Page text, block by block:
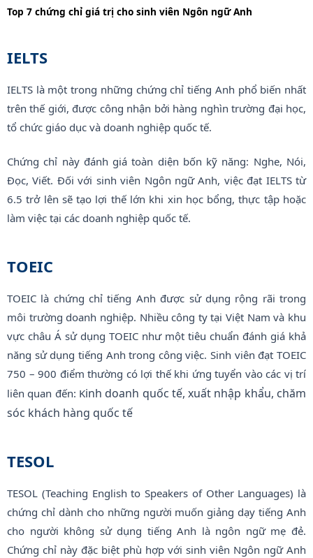
Top 7 chứng chỉ giá trị cho sinh viên Ngôn ngữ Anh
IELTS
IELTS là một trong những chứng chỉ tiếng Anh phổ biến nhất
trên thế giới, được công nhận bởi hàng nghìn trường đại học,
tổ chức giáo dục và doanh nghiệp quốc tế.
Chứng chỉ này đánh giá toàn diện bốn kỹ năng: Nghe, Nói,
Đọc, Viết. Đối với sinh viên Ngôn ngữ Anh, việc đạt IELTS từ
6.5 trở lên sẽ tạo lợi thế lớn khi xin học bổng, thực tập hoặc
làm việc tại các doanh nghiệp quốc tế.
TOEIC
TOEIC là chứng chỉ tiếng Anh được sử dụng rộng rãi trong
môi trường doanh nghiệp. Nhiều công ty tại Việt Nam và khu
vực châu Á sử dụng TOEIC như một tiêu chuẩn đánh giá khả
năng sử dụng tiếng Anh trong công việc. Sinh viên đạt TOEIC
750 – 900 điểm thường có lợi thế khi ứng tuyển vào các vị trí
liên quan đến: Kinh doanh quốc tế,xuất nhập khẩu, chăm
sóc khách hàng quốc tế
TESOL
TESOL (Teaching English to Speakers of Other Languages) là
chứng chỉ dành cho những người muốn giảng dạy tiếng Anh
cho người không sử dụng tiếng Anh là ngôn ngữ mẹ đẻ.
Chứng chỉ này đặc biệt phù hợp với sinh viên Ngôn ngữ Anh